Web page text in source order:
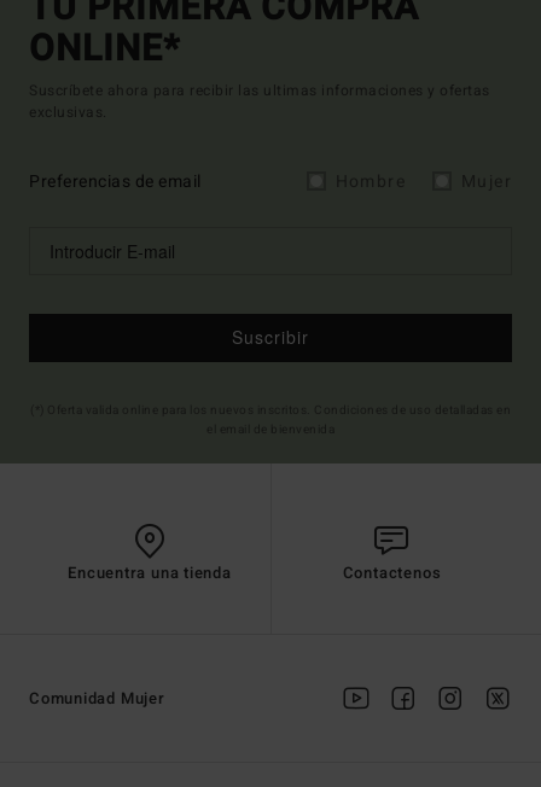
ONLINE*
Suscríbete ahora para recibir las ultimas informaciones y ofertas
exclusivas.
Preferencias de email
Suscribir
Encuentra una tienda Contactenos
Comunidad Mujer